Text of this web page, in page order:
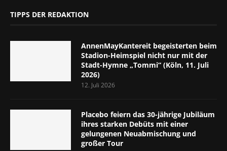
TIPPS DER REDAKTION
AnnenMayKantereit begeisterten beim
Stadion-Heimspiel nicht nur mit der
Stadt-Hymne „Tommi“ (Köln, 11. Juli
2026)
12. Juli 2026
Placebo feiern das 30-jährige Jubiläum
ihres starken Debüts mit einer
gelungenen Neuabmischung und
großer Tour